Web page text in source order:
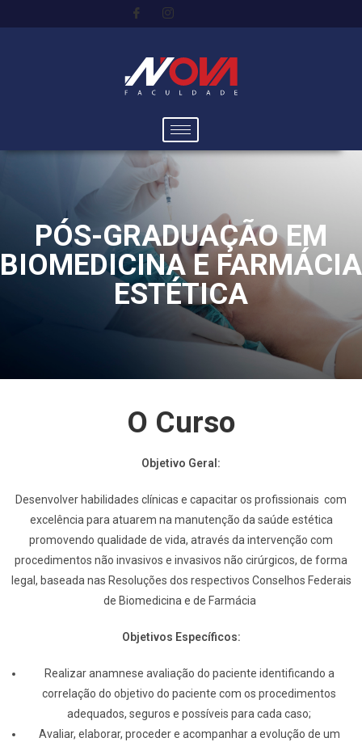
PÓS-GRADUAÇÃO EM
BIOMEDICINA E FARMÁCIA
ESTÉTICA
O Curso
Objetivo Geral:
Desenvolver habilidades clínicas e capacitar os profissionais com
excelência para atuarem na manutenção da saúde estética
promovendo qualidade de vida, através da intervenção com
procedimentos não invasivos e invasivos não cirúrgicos, de forma
legal, baseada nas Resoluções dos respectivos Conselhos Federais
de Biomedicina e de Farmácia
Objetivos Específicos:
Realizar anamnese avaliação do paciente identificando a
correlação do objetivo do paciente com os procedimentos
adequados, seguros e possíveis para cada caso;
Avaliar, elaborar, proceder e acompanhar a evolução de um